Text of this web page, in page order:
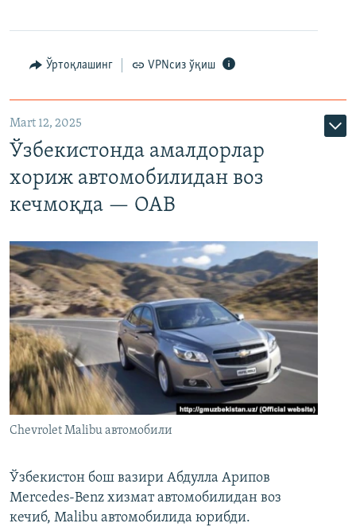
Ўртоқлашинг VPNсиз ўқиш
Mart 12, 2025
Ўзбекистонда амалдорлар
хориж автомобилидан воз
кечмоқда — ОАВ
Chevrolet Malibu автомобили
Ўзбекистон бош вазири Абдулла Арипов
Mercedes-Benz хизмат автомобилидан воз
кечиб, Malibu автомобилида юрибди.